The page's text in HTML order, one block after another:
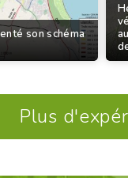
son schéma
Plus